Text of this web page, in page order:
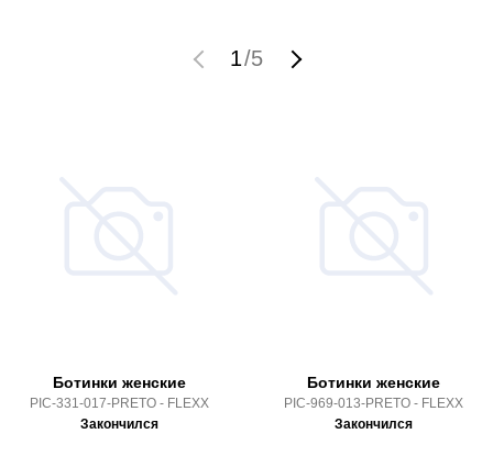
1/5
Ботинки женские
PIC-331-017-PRETO - FLEXX
Закончился
Ботинки женские
PIC-969-013-PRETO - FLEXX
Закончился